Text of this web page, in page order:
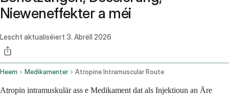
Nieweneffekter a méi
Lescht aktualiséiert 3. Abrëll 2026
Heem Medikamenter Atropine Intramuscular Route
Atropin intramuskulär ass e Medikament dat als Injektioun an Äre